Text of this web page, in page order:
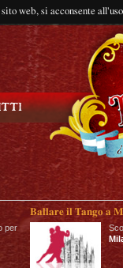
web, si acconsente
per
Ballare il Tango a